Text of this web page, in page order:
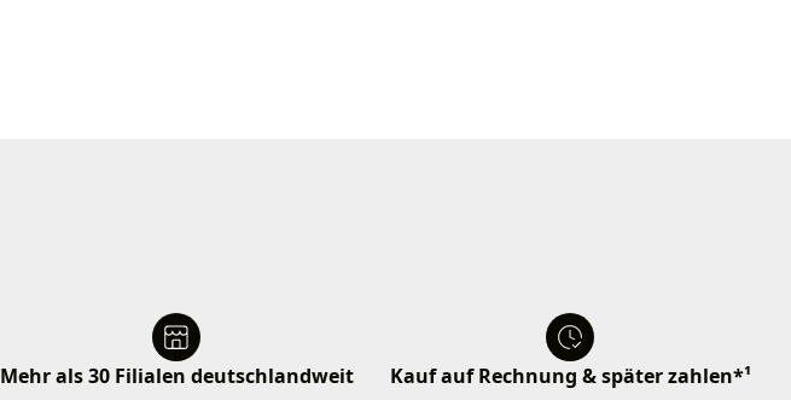
Mehr als 30 Filialen deutschlandweit Kauf auf Rechnung & später zahlen*¹